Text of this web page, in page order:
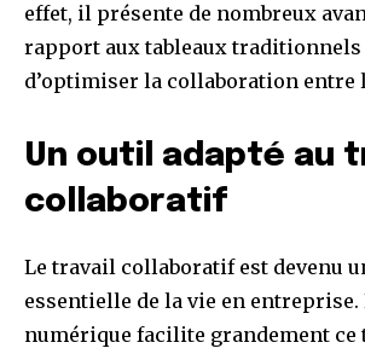
effet, il présente de nombreux
rapport aux tableaux traditionnels
d’optimiser la collaboration entre
Un outil adapté au
collaboratif
Le travail collaboratif est devenu
essentielle de la vie en entreprise.
numérique facilite grandement ce